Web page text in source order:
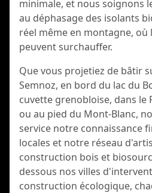
minimale, et nous soignons
au déphasage des isolants
réel même en montagne, où
peuvent surchauffer.
Que vous projetiez de bâtir
Semnoz, en bord du lac du
cuvette grenobloise, dans le
ou au pied du Mont-Blanc,
service notre connaissance
locales et notre réseau
construction bois et
dessous nos villes
construction écologique,